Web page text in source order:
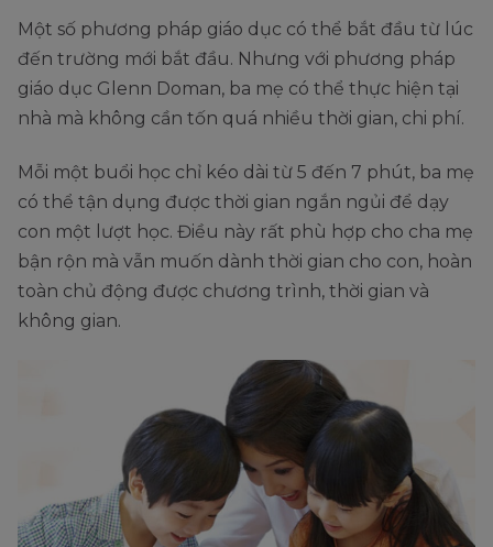
Một số phương pháp giáo dục có thể bắt đầu từ lúc
đến trường mới bắt đầu. Nhưng với phương pháp
giáo dục Glenn Doman, ba mẹ có thể thực hiện tại
nhà mà không cần tốn quá nhiều thời gian, chi phí.
Mỗi một buổi học chỉ kéo dài từ 5 đến 7 phút, ba mẹ
có thể tận dụng được thời gian ngắn ngủi để dạy
con một lượt học. Điều này rất phù hợp cho cha mẹ
bận rộn mà vẫn muốn dành thời gian cho con, hoàn
toàn chủ động được chương trình, thời gian và
không gian.